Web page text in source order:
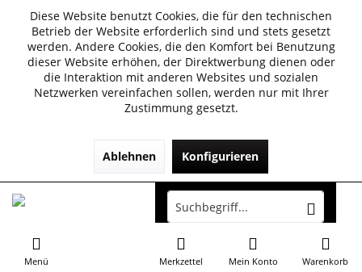
Diese Website benutzt Cookies, die für den technischen
Betrieb der Website erforderlich sind und stets gesetzt
werden. Andere Cookies, die den Komfort bei Benutzung
dieser Website erhöhen, der Direktwerbung dienen oder
die Interaktion mit anderen Websites und sozialen
Netzwerken vereinfachen sollen, werden nur mit Ihrer
Zustimmung gesetzt.
Ablehnen Konfigurieren
Menü Warenkorb
Merkzettel Mein Konto